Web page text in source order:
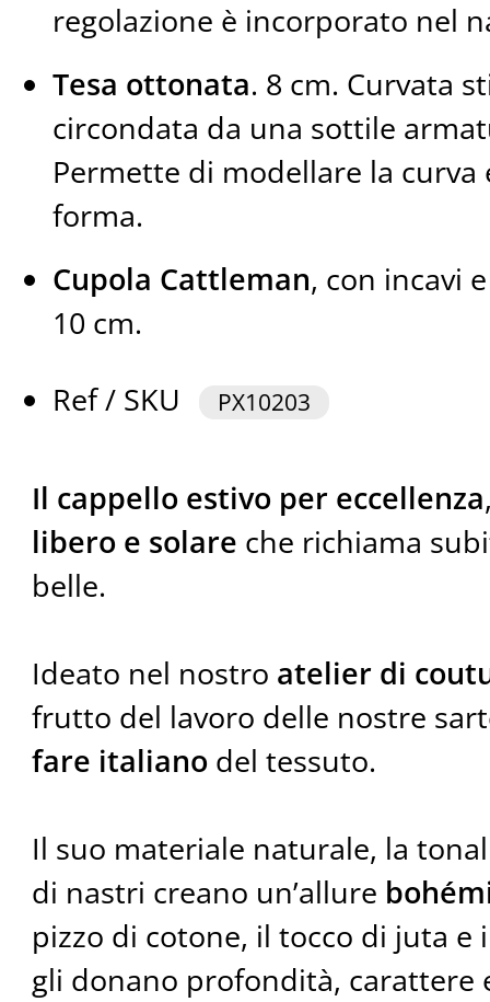
regolazione è incorporato nel
Tesa ottonata. 8 cm. Curvata
circondata da una sottile
Permette di modellare la
forma.
Cupola Cattleman, con incavi
10 cm.
Ref / SKU
PX10203
Il cappello estivo per eccellenza
libero e solare che richiama
belle.
Ideato nel nostro atelier di
frutto del lavoro delle nostre
fare italianodel tessuto.
Il suo materiale naturale, la
di nastri creano un’allure
pizzo di cotone, il tocco di juta e
gli donano profondità, carattere